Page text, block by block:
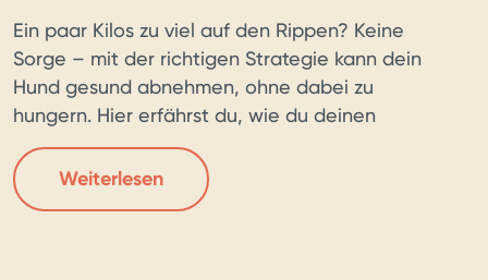
Ein paar Kilos zu viel auf den Rippen? Keine
Sorge – mit der richtigen Strategie kann dein
Hund gesund abnehmen, ohne dabei zu
hungern. Hier erfährst du, wie du deinen
Vierbeiner bestmöglich unterstützt! Wie schnell
sollte ein Hund abnehmen? Auch beim Hund
gilt: Crash-Diäten sind keine gute Idee. Eine
Weiterlesen